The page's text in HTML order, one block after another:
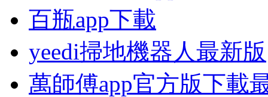
百瓶app下載
yeedi掃地機器人最新版
萬師傅app官方版下載